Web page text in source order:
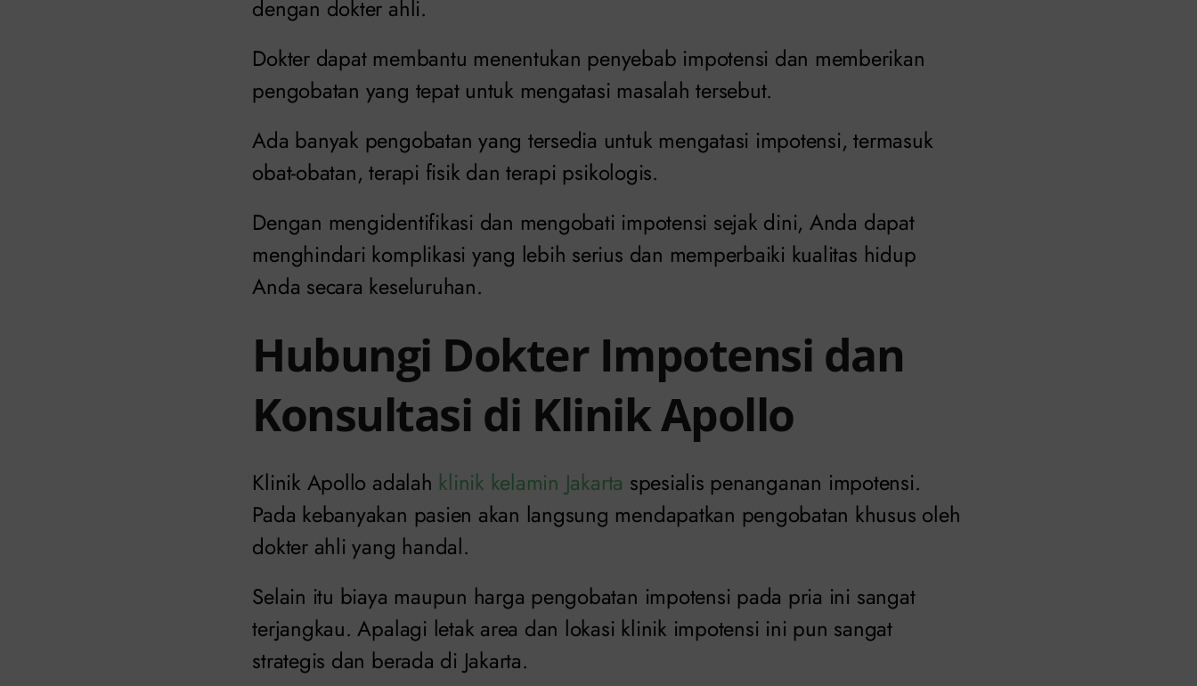
dengan dokter ahli.
Dokter dapat membantu menentukan penyebab impotensi dan memberikan
pengobatan yang tepat untuk mengatasi masalah tersebut.
Ada banyak pengobatan yang tersedia untuk mengatasi impotensi, termasuk
obat-obatan, terapi fisik dan terapi psikologis.
Dengan mengidentifikasi dan mengobati impotensi sejak dini, Anda dapat
menghindari komplikasi yang lebih serius dan memperbaiki kualitas hidup
Anda secara keseluruhan.
Hubungi Dokter Impotensi dan
Konsultasi di Klinik Apollo
Klinik Apollo adalah klinik kelamin Jakarta spesialis penanganan impotensi.
Pada kebanyakan pasien akan langsung mendapatkan pengobatan khusus oleh
dokter ahli yang handal.
Selain itu biaya maupun harga pengobatan impotensi pada pria ini sangat
terjangkau. Apalagi letak area dan lokasi klinik impotensi ini pun sangat
strategis dan berada di Jakarta.